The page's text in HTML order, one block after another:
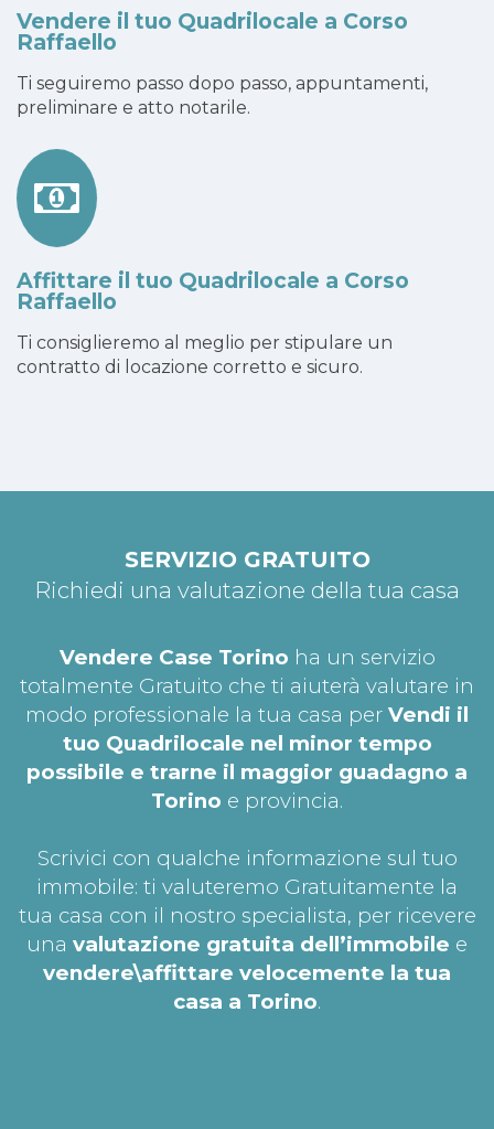
Vendere il tuo Quadrilocale a Corso
Raffaello
Ti seguiremo passo dopo passo, appuntamenti,
preliminare e atto notarile.
Affittare il tuo Quadrilocale a Corso
Raffaello
Ti consiglieremo al meglio per stipulare un
contratto di locazione corretto e sicuro.
SERVIZIO GRATUITO
Richiedi una valutazione della tua casa
Vendere Case Torino ha un servizio
totalmente Gratuito che ti aiuterà valutare in
modo professionale la tua casa per Vendi il
tuo Quadrilocale nel minor tempo
possibile e trarne il maggior guadagno a
Torino e provincia.
Scrivici con qualche informazione sul tuo
immobile: ti valuteremo Gratuitamente la
tua casa con il nostro specialista, per ricevere
una valutazione gratuita dell’immobile e
vendere\affittare velocemente la tua
casa a Torino.